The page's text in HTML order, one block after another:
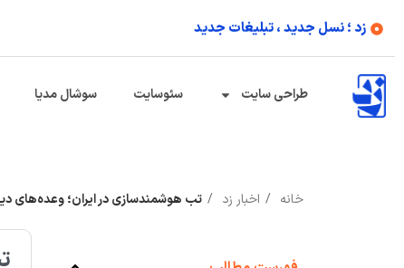
زد ؛ نسل جدید ، تبلیغات جدید
طراحی سایت سئوسایت سوشال مدیا
خانه اخبار زد تب هوشمندسازی در ایران؛ وعده‌های